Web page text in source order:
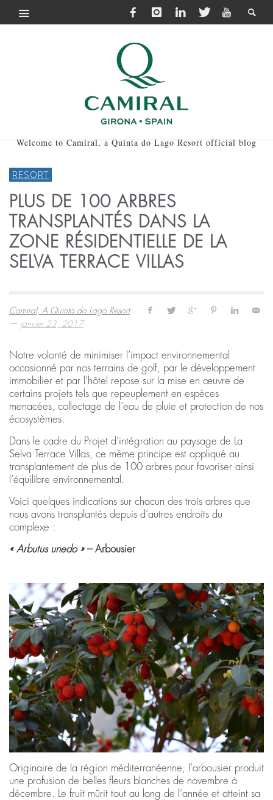
Welcome to Camiral, a Quinta do Lago Resort official blog
RESORT
PLUS DE 100 ARBRES
TRANSPLANTÉS DANS LA
ZONE RÉSIDENTIELLE DE LA
SELVA TERRACE VILLAS
Camiral, A Quinta do Lago Resort
— janvier 23, 2017
Notre volonté de minimiser l’impact environnemental
occasionné par nos terrains de golf, par le développement
immobilier et par l’hôtel repose sur la mise en œuvre de
certains projets tels que repeuplement en espèces
menacées, collectage de l’eau de pluie et protection de nos
écosystèmes.
Dans le cadre du Projet d’intégration au paysage de La
Selva Terrace Villas, ce même principe est appliqué au
transplantement de plus de 100 arbres pour favoriser ainsi
l’équilibre environnemental.
Voici quelques indications sur chacun des trois arbres que
nous avons transplantés depuis d’autres endroits du
complexe :
« Arbutus unedo »– Arbousier
Originaire de la région méditerranéenne, l’arbousier produit
une profusion de belles fleurs blanches de novembre à
décembre. Le fruit mûrit tout au long de l’année et atteint sa